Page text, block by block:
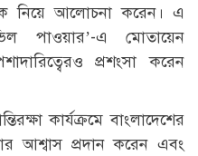
নিয়ে আলোচনা করেন। এ
পাওয়ার’-এ মোতায়েন
প্রশংসা করেন
কার্যক্রমে বাংলাদেশের
আশ্বাস প্রদান করেন এবং